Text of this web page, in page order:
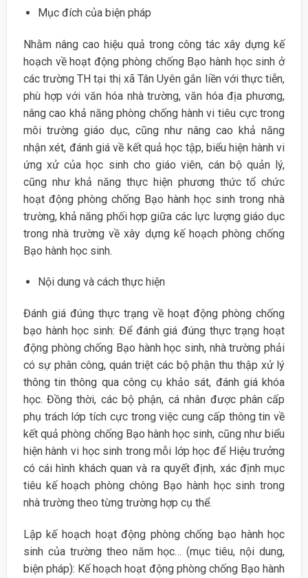
Mục đích của biện pháp
Nhằm nâng cao hiệu quả trong công tác xây dựng kế
hoạch về hoạt động phòng chống Bạo hành học sinh ở
các trường TH tại thị xã Tân Uyên gắn liền với thực tiễn,
phù hợp với văn hóa nhà trường, văn hóa địa phương,
nâng cao khả năng phòng chống hành vi tiêu cực trong
môi trường giáo dục, cũng như nâng cao khả năng
nhận xét, đánh giá về kết quả học tập, biểu hiện hành vi
ứng xử của học sinh cho giáo viên, cán bộ quản lý,
cũng như khả năng thực hiện phương thức tổ chức
hoạt động phòng chống Bạo hành học sinh trong nhà
trường, khả năng phối hợp giữa các lực lượng giáo dục
trong nhà trường về xây dựng kế hoạch phòng chống
Bạo hành học sinh.
Nội dung và cách thực hiện
Đánh giá đúng thực trạng về hoạt động phòng chống
bạo hành học sinh: Để đánh giá đúng thực trạng hoạt
động phòng chống Bạo hành học sinh, nhà trường phải
có sự phân công, quán triệt các bộ phận thu thập xử lý
thông tin thông qua công cụ khảo sát, đánh giá khóa
học. Đồng thời, các bộ phận, cá nhân được phân cấp
phụ trách lớp tích cực trong việc cung cấp thông tin về
kết quả phòng chống Bạo hành học sinh, cũng như biểu
hiện hành vi học sinh trong mỗi lớp học để Hiệu trưởng
có cái hình khách quan và ra quyết định, xác định mục
tiêu kế hoạch phòng chông Bạo hành học sinh trong
nhà trường theo từng trường hợp cụ thể.
Lập kế hoạch hoạt động phòng chống bạo hành học
sinh của trường theo năm học… (mục tiêu, nội dung,
biện pháp): Kế hoạch hoạt động phòng chống Bạo hành